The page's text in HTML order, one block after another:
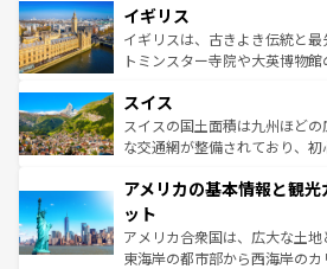
香り高いラベンダー畑など、多
らに、パリ以外の地域にも魅
も豊かな歴史と文化が息づいて
を参照してほしい。
顔を持つこの国は、どこを歩い
ルリンの文化的活気、バイエ
してライン川沿いのワイン畑
は、お酒好きな人にはぜひ体験してほし
ドイツ情報はコンテンツ一覧を
イギリス
イギリスは、古きよき伝統と
トミンスター寺院や大英博物
リアごとに異なる魅力がある。
ティー、ビール好きにはたま
戦など、本場だからこそでき
ンツ一覧を参照してほしい。
スイス
スイスの国土面積は九州ほど
な交通網が整備されており、
の建物がそのまま残る町や、ス
博物館もあり、アルプス観光だ
ことができる。国民の所得が高
者向けの交通パス提供のサー
アメリカの基本情報と観
ット
アメリカ合衆国は、広大な土地
東海岸の都市部から西海岸の